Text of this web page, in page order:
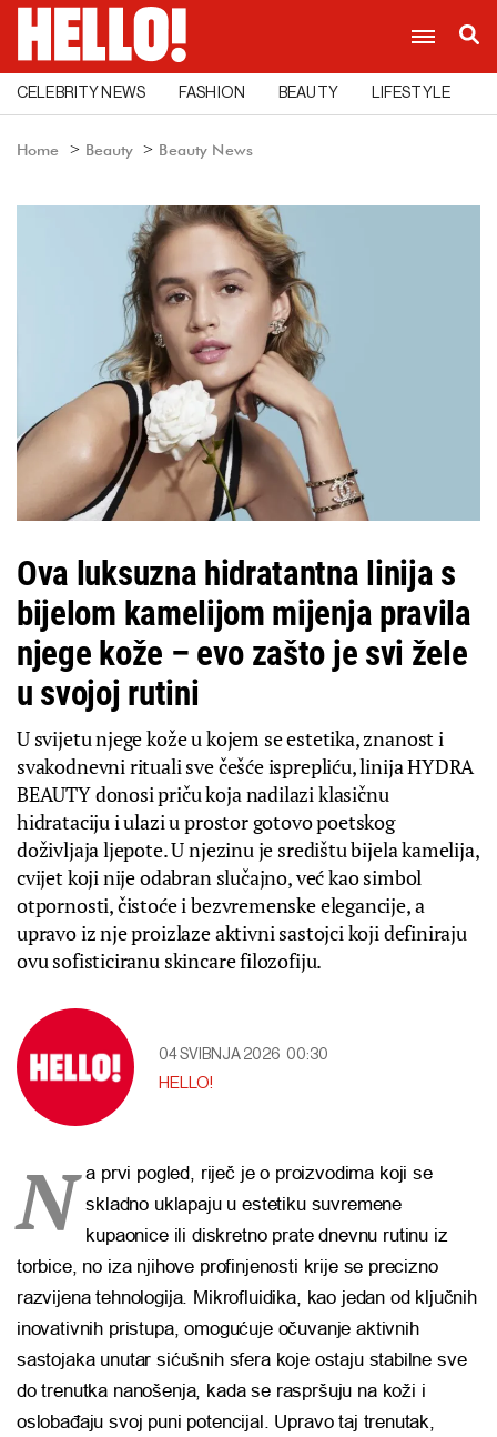
CELEBRITY NEWS FASHION BEAUTY LIFESTYLE
Home Beauty Beauty News
Ova luksuzna hidratantna linija s
bijelom kamelijom mijenja pravila
njege kože – evo zašto je svi žele
u svojoj rutini
U svijetu njege kože u kojem se estetika, znanost i
svakodnevni rituali sve češće isprepliću, linija HYDRA
BEAUTY donosi priču koja nadilazi klasičnu
hidrataciju i ulazi u prostor gotovo poetskog
doživljaja ljepote. U njezinu je središtu bijela kamelija,
cvijet koji nije odabran slučajno, već kao simbol
otpornosti, čistoće i bezvremenske elegancije, a
upravo iz nje proizlaze aktivni sastojci koji definiraju
ovu sofisticiranu skincare filozofiju.
04 SVIBNJA 2026 00:30
HELLO!
N a prvi pogled, riječ je o proizvodima koji se
skladno uklapaju u estetiku suvremene
kupaonice ili diskretno prate dnevnu rutinu iz
torbice, no iza njihove profinjenosti krije se precizno
razvijena tehnologija. Mikrofluidika, kao jedan od ključnih
inovativnih pristupa, omogućuje očuvanje aktivnih
sastojaka unutar sićušnih sfera koje ostaju stabilne sve
do trenutka nanošenja, kada se raspršuju na koži i
oslobađaju svoj puni potencijal. Upravo taj trenutak,